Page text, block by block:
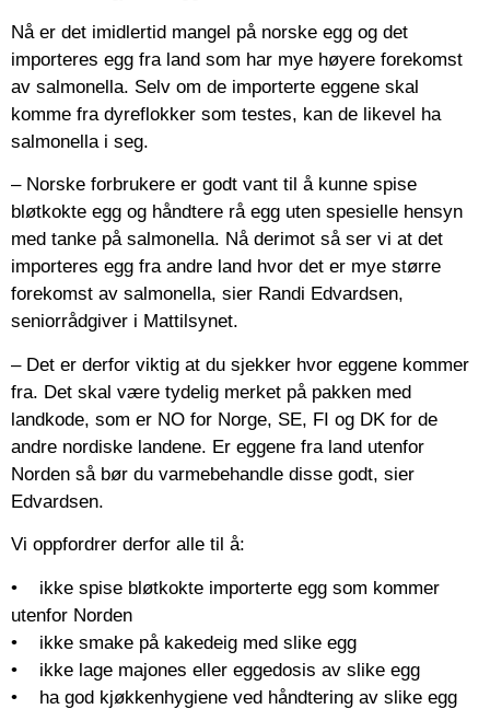
Nå er det imidlertid mangel på norske egg og det
importeres egg fra land som har mye høyere forekomst
av salmonella. Selv om de importerte eggene skal
komme fra dyreflokker som testes, kan de likevel ha
salmonella i seg.
– Norske forbrukere er godt vant til å kunne spise
bløtkokte egg og håndtere rå egg uten spesielle hensyn
med tanke på salmonella. Nå derimot så ser vi at det
importeres egg fra andre land hvor det er mye større
forekomst av salmonella, sier Randi Edvardsen,
seniorrådgiver i Mattilsynet.
– Det er derfor viktig at du sjekker hvor eggene kommer
fra. Det skal være tydelig merket på pakken med
landkode, som er NO for Norge, SE, FI og DK for de
andre nordiske landene. Er eggene fra land utenfor
Norden så bør du varmebehandle disse godt, sier
Edvardsen.
Vi oppfordrer derfor alle til å:
• ikke spise bløtkokte importerte egg som kommer
utenfor Norden
• ikke smake på kakedeig med slike egg
• ikke lage majones eller eggedosis av slike egg
• ha god kjøkkenhygiene ved håndtering av slike egg